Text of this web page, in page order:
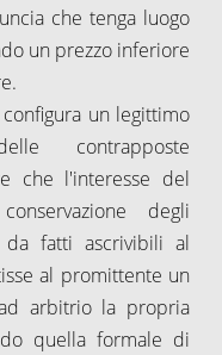
che tenga luogo
un prezzo inferiore
un legittimo
contrapposte
che l'interesse del
degli
fatti ascrivibili al
al promittente un
arbitrio la propria
quella formale di